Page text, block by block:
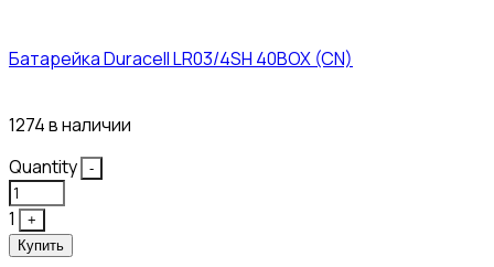
Батарейка Duracell LR03/4SH 40BOX (CN)
1274 в наличии
Quantity
-
1
+
Купить